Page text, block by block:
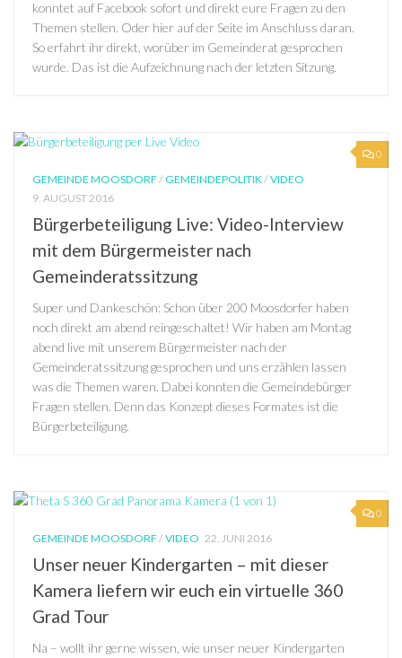
konntet auf Facebook sofort und direkt eure Fragen zu den
Themen stellen. Oder hier auf der Seite im Anschluss daran.
So erfahrt ihr direkt, worüber im Gemeinderat gesprochen
wurde. Das ist die Aufzeichnung nach der letzten Sitzung.
0
GEMEINDE MOOSDORF/GEMEINDEPOLITIK/VIDEO
9. AUGUST 2016
Bürgerbeteiligung Live: Video-Interview
mit dem Bürgermeister nach
Gemeinderatssitzung
Super und Dankeschön: Schon über 200 Moosdorfer haben
noch direkt am abend reingeschaltet! Wir haben am Montag
abend live mit unserem Bürgermeister nach der
Gemeinderatssitzung gesprochen und uns erzählen lassen
was die Themen waren. Dabei konnten die Gemeindebürger
Fragen stellen. Denn das Konzept dieses Formates ist die
Bürgerbeteiligung.
0
GEMEINDE MOOSDORF/VIDEO 22. JUNI 2016
Unser neuer Kindergarten – mit dieser
Kamera liefern wir euch ein virtuelle 360
Grad Tour
Na – wollt ihr gerne wissen, wie unser neuer Kindergarten